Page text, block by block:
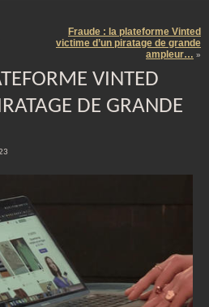
Fraude : la plateforme Vinted
victime d’un piratage de grande
ampleur… »
VINTED
DE GRANDE